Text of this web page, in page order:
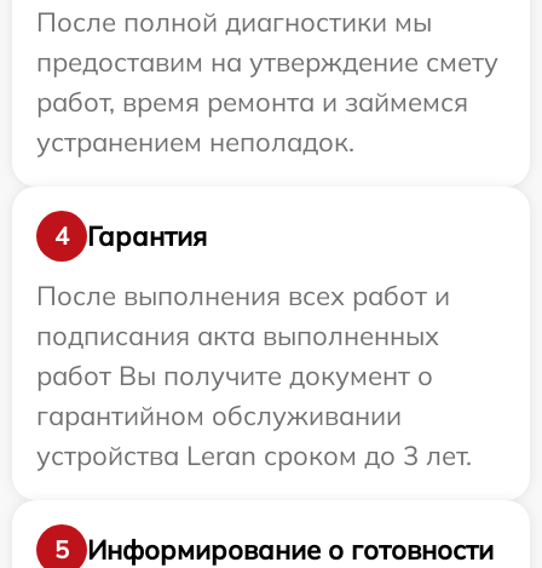
После полной диагностики мы
предоставим на утверждение смету
работ, время ремонта и займемся
устранением неполадок.
4
Гарантия
После выполнения всех работ и
подписания акта выполненных
работ Вы получите документ о
гарантийном обслуживании
устройства Leran сроком до 3 лет.
5
Информирование о готовности